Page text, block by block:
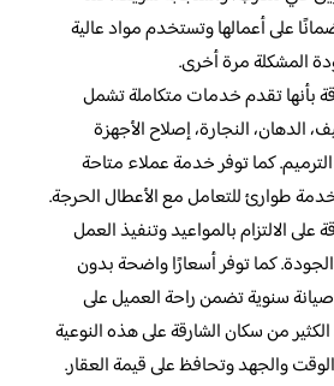
على أعمالها وتستخدم مواد عالية
المشكلة مرة أخرى.
بأنها تقدم خدمات متكاملة تشمل
الدهان، النجارة، إصلاح الأجهزة
الترميم. كما توفر خدمة عملاء متاحة
طوارئ للتعامل مع الأعطال الحرجة.
الالتزام بالمواعيد وتنفيذ العمل
كما توفر أسعارًا واضحة بدون
سنوية تضمن راحة العميل على
من سكان الشارقة على هذه النوعية
والجهد وتحافظ على قيمة العقار.